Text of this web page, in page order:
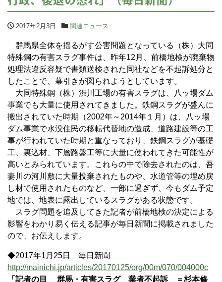
2017年2月3日 関連ニュース
群馬県全体を揺るがす公害問題となっている（株）大同
特殊鋼の有害スラグ事件は、昨年12月、前橋地検が廃棄物
処理法違反容疑で書類送検された同社などを不起訴処分と
したことで、幕引きが図られようとしています。
大同特殊鋼（株）渋川工場の有害スラグは、八ッ場ダム
事業でも大量に使用されてきました。鉄鋼スラグが盛んに
搬出されていた時期（2002年～2014年１月）は、八ッ場
ダム事業で水没住民の移転代替地の造成、道路建設等の工
事が行われていた時期と重なっており、鉄鋼スラグが基礎
工、裏込材、下層路盤工等に大量に使われてきた可能性が
高いとみられています。これらの中で除去されたのは、吾
妻川の河川敷に大量投棄されたものや、水道管等の埋め戻
し材で使用されたものなど、一部に過ぎず、今もダム予定
地では、地表に露出しているスラグがある状態です。
スラグ問題を追及してきた記者が前橋地検の決定による
影響をわかり易く伝える記事が毎日新聞に掲載されました
ので、お伝えします。
◆2017年1月25日 毎日新聞
http://mainichi.jp/articles/20170125/org/00m/070/004000c
「記者の目 群馬・有害スラグ 業者不起訴 ＝杉本修